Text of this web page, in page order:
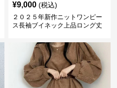
¥9,000 (税込)
２０２５年新作ニットワンピー
ス長袖ブイネック上品ロング丈